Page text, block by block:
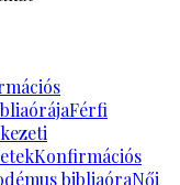
Férfi
Konfirmációs
bibliaóraNői